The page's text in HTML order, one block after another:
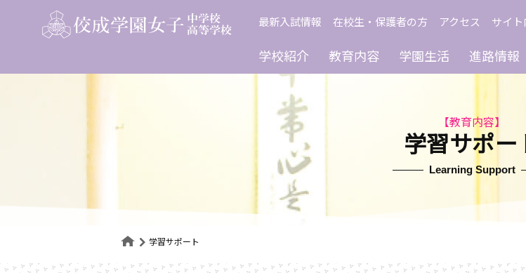
最新入試情報 在校生・保護者の方 アクセス サイト
学校紹介 教育内容 学園生活 進路情報
【教育内容】
学習サポー
Learning Support
学習サポート